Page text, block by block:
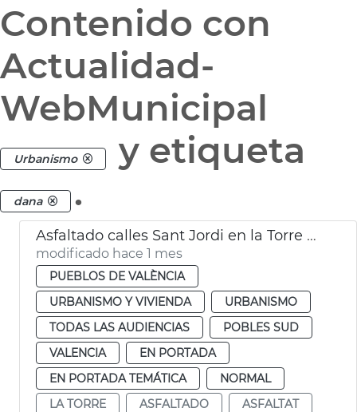
Contenido con
Actualidad-
WebMunicipal
Urbanismo y etiqueta
dana .
Asfaltado calles Sant Jordi en la Torre València
modificado hace 1 mes
PUEBLOS DE VALÈNCIA
URBANISMO Y VIVIENDA
URBANISMO
TODAS LAS AUDIENCIAS
POBLES SUD
VALENCIA
EN PORTADA
EN PORTADA TEMÁTICA
NORMAL
LA TORRE
ASFALTADO
ASFALTAT